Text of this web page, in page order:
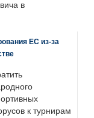
в
ЕС из-за
к турнирам